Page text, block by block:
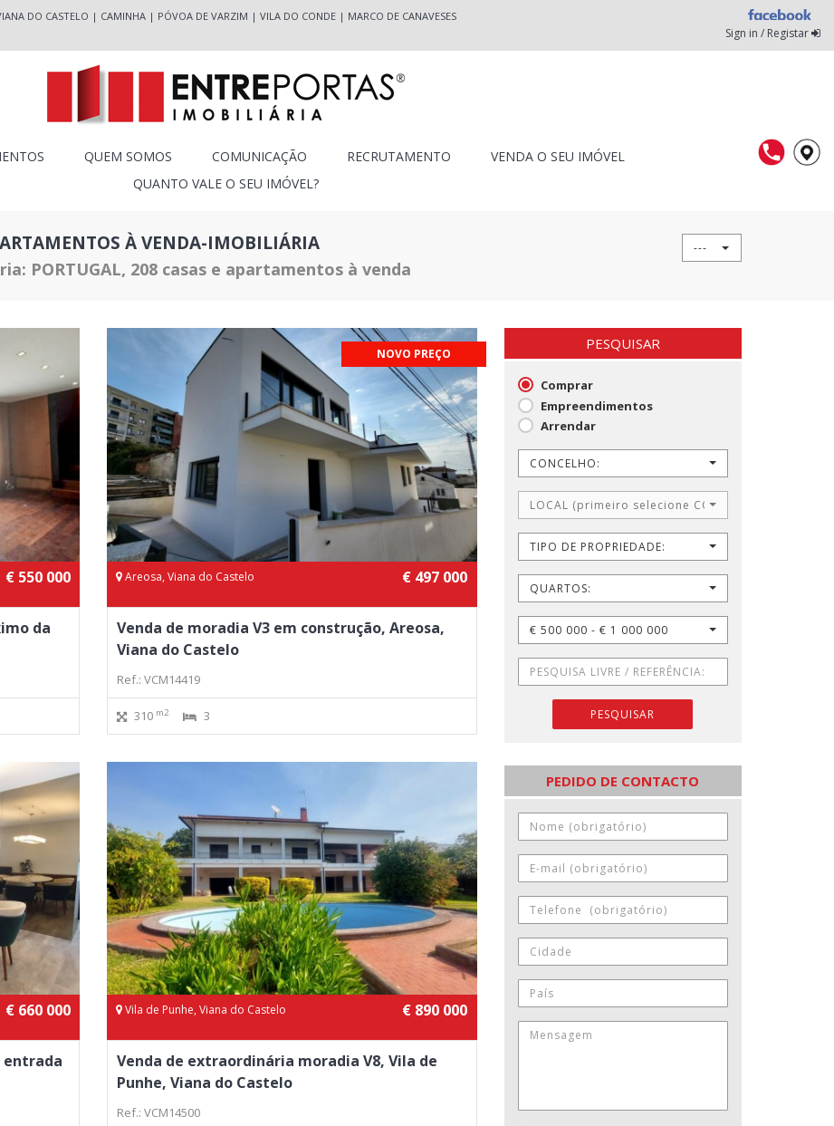
DO CASTELO | CAMINHA| PÓVOA DE VARZIM | VILA DO CONDE| MARCO DE CANAVESES
Sign in / Registar
QUEM SOMOS COMUNICAÇÃO RECRUTAMENTO
VENDA O SEU IMÓVEL
QUANTO VALE O SEU IMÓVEL?
À VENDA-IMOBILIÁRIA
PORTUGAL, 208 casas e apartamentos à venda
---
€ 550 000
da
NOVO PREÇO
Areosa, Viana do Castelo € 497 000
Venda de moradia V3 em construção, Areosa,
Viana do Castelo
Ref.: VCM14419
310 m2 3
€ 660 000
entrada
Vila de Punhe, Viana do Castelo € 890 000
Venda de extraordinária moradia V8, Vila de
Punhe, Viana do Castelo
Ref.: VCM14500
PESQUISAR
Comprar
Empreendimentos
Arrendar
CONCELHO:
LOCAL (primeiro selecione CONCELHO)
TIPO DE PROPRIEDADE:
QUARTOS:
€ 500 000 - € 1 000 000
PESQUISAR
PEDIDO DE CONTACTO